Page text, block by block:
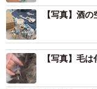
【写真】酒
【写真】毛